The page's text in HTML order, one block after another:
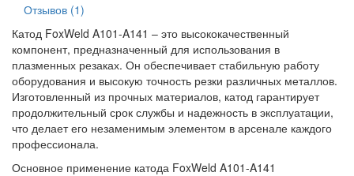
Отзывов (1)
Катод FoxWeld A101-A141 – это высококачественный
компонент, предназначенный для использования в
плазменных резаках. Он обеспечивает стабильную работу
оборудования и высокую точность резки различных металлов.
Изготовленный из прочных материалов, катод гарантирует
продолжительный срок службы и надежность в эксплуатации,
что делает его незаменимым элементом в арсенале каждого
профессионала.
Основное применение катода FoxWeld A101-A141